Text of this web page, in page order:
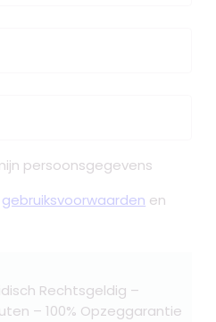
persoonsgegevens
gebruiksvoorwaarden en
Rechtsgeldig –
– 100% Opzeggarantie